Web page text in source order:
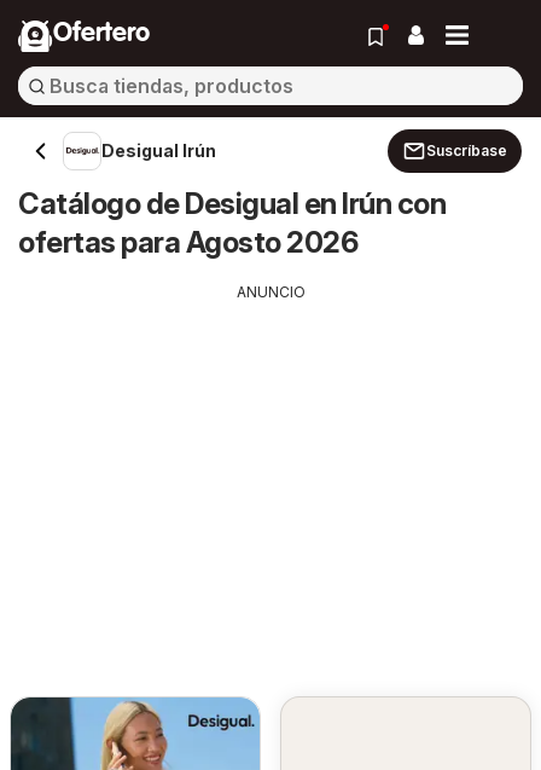
Ofertero
Desigual Irún Suscríbase
Catálogo de Desigual en Irún con
ofertas para Agosto 2026
ANUNCIO